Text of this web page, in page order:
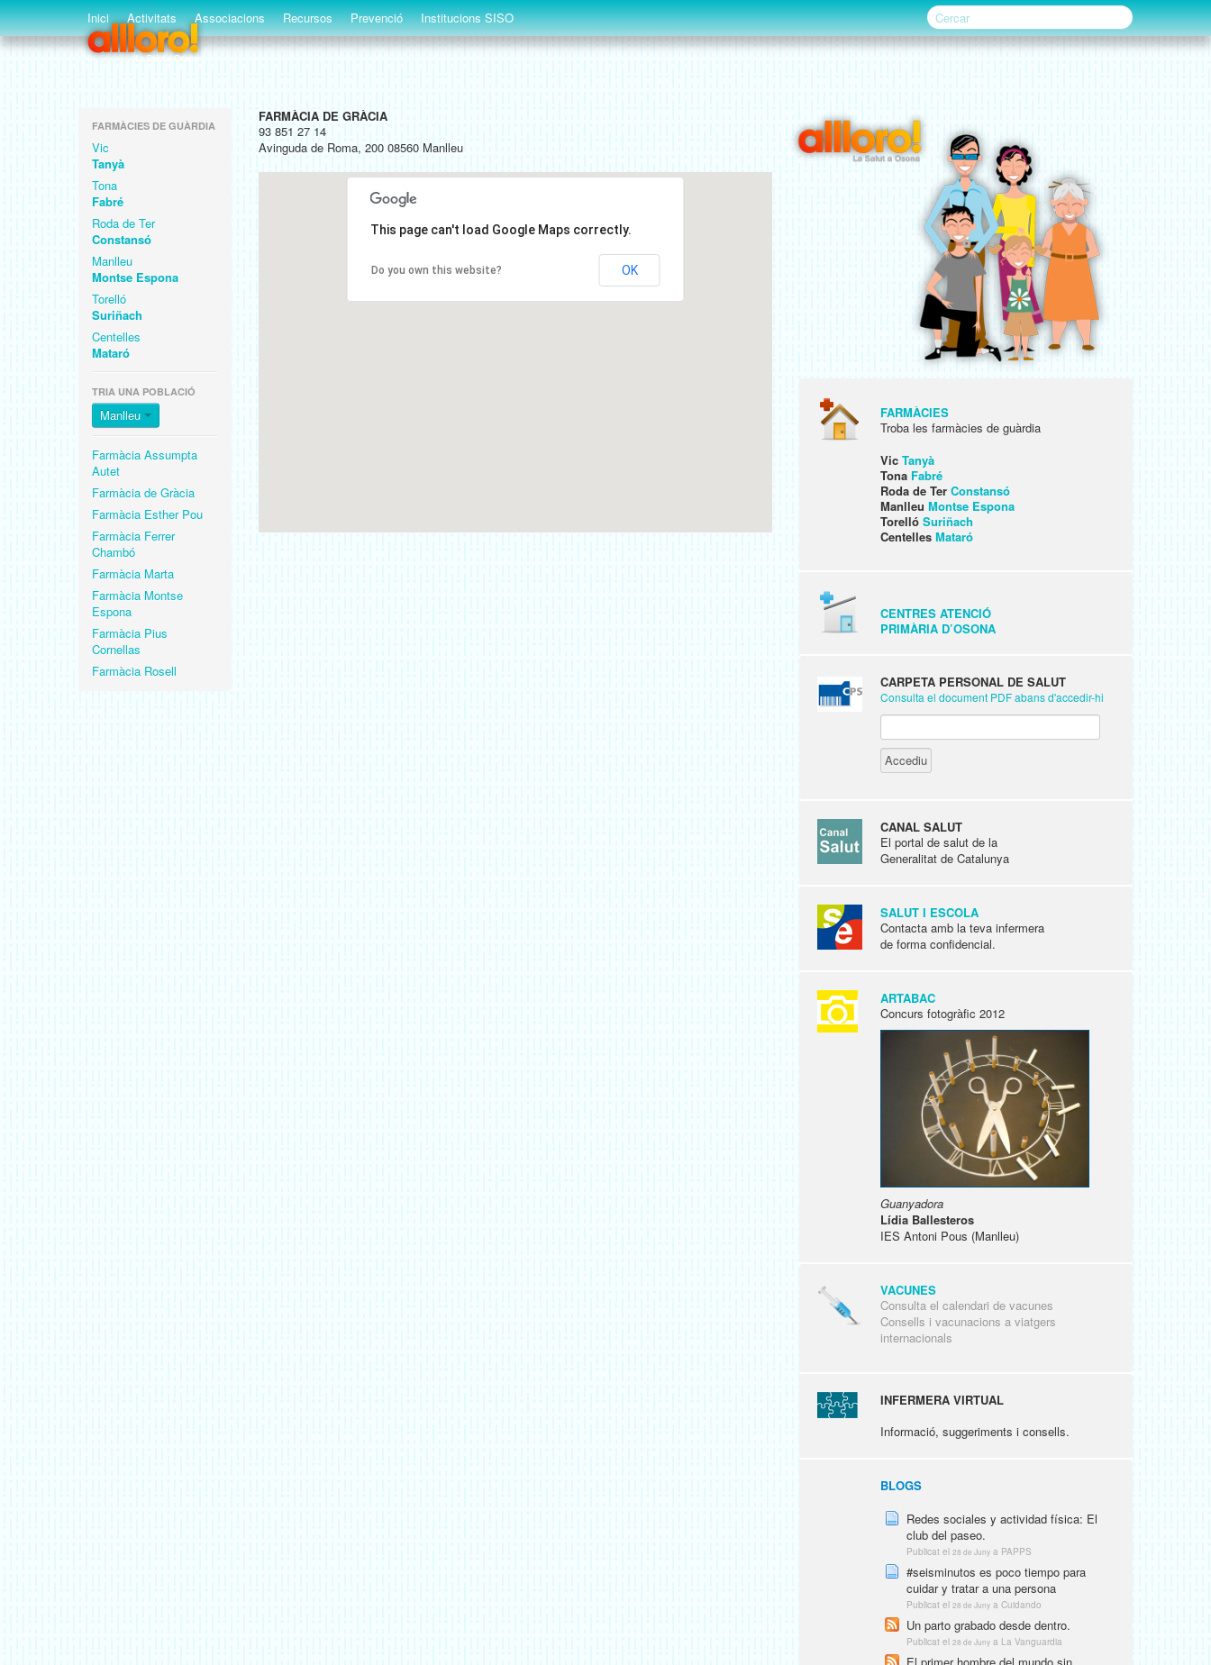
Inici Activitats Associacions Recursos Prevenció Institucions SISO
FARMÀCIES DE GUÀRDIA
Vic
Tanyà
Tona
Fabré
Roda de Ter
Constansó
Manlleu
Montse Espona
Torelló
Suriñach
Centelles
Mataró
TRIA UNA POBLACIÓ
Manlleu
Farmàcia Assumpta
Autet
Farmàcia de Gràcia
Farmàcia Esther Pou
Farmàcia Ferrer
Chambó
Farmàcia Marta
Farmàcia Montse
Espona
Farmàcia Pius
Cornellas
Farmàcia Rosell
FARMÀCIA DE GRÀCIA
93 851 27 14
Avinguda de Roma, 200 08560 Manlleu
This page can't load Google Maps correctly.
Do you own this website? OK
FARMÀCIES
Troba les farmàcies de guàrdia
Vic Tanyà
Tona Fabré
Roda de Ter Constansó
Manlleu Montse Espona
Torelló Suriñach
Centelles Mataró
CENTRES ATENCIÓ
PRIMÀRIA D’OSONA
CARPETA PERSONAL DE SALUT
Consulta el document PDF abans d'accedir-hi
CANAL SALUT
El portal de salut de la
Generalitat de Catalunya
SALUT I ESCOLA
Contacta amb la teva infermera
de forma confidencial.
ARTABAC
Concurs fotogràfic 2012
Guanyadora
Lídia Ballesteros
IES Antoni Pous (Manlleu)
VACUNES
Consulta el calendari de vacunes
Consells i vacunacions a viatgers
internacionals
INFERMERA VIRTUAL
Informació, suggeriments i consells.
BLOGS
Redes sociales y actividad física: El
club del paseo.
Publicat el 28 de Juny a PAPPS
#seisminutos es poco tiempo para
cuidar y tratar a una persona
Publicat el 28 de Juny a Cuidando
Un parto grabado desde dentro.
Publicat el 28 de Juny a La Vanguardia